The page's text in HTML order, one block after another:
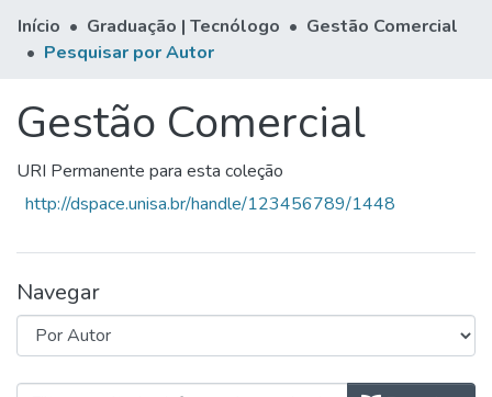
Início Graduação | Tecnólogo
Gestão Comercial
Pesquisar por Autor
Gestão Comercial
URI Permanente para esta coleção
http://dspace.unisa.br/handle/123456789/1448
Navegar